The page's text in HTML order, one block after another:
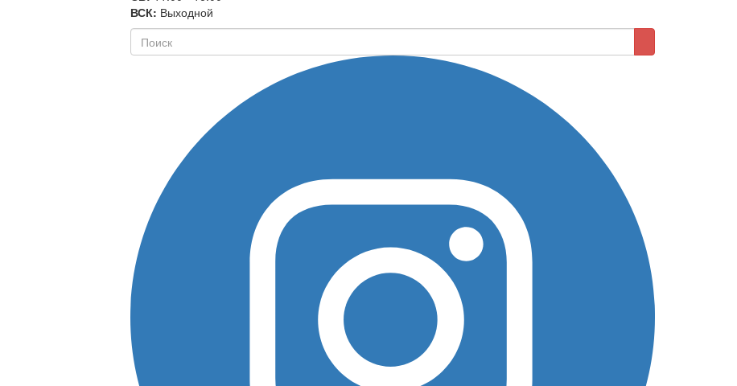
ВСК: Выходной